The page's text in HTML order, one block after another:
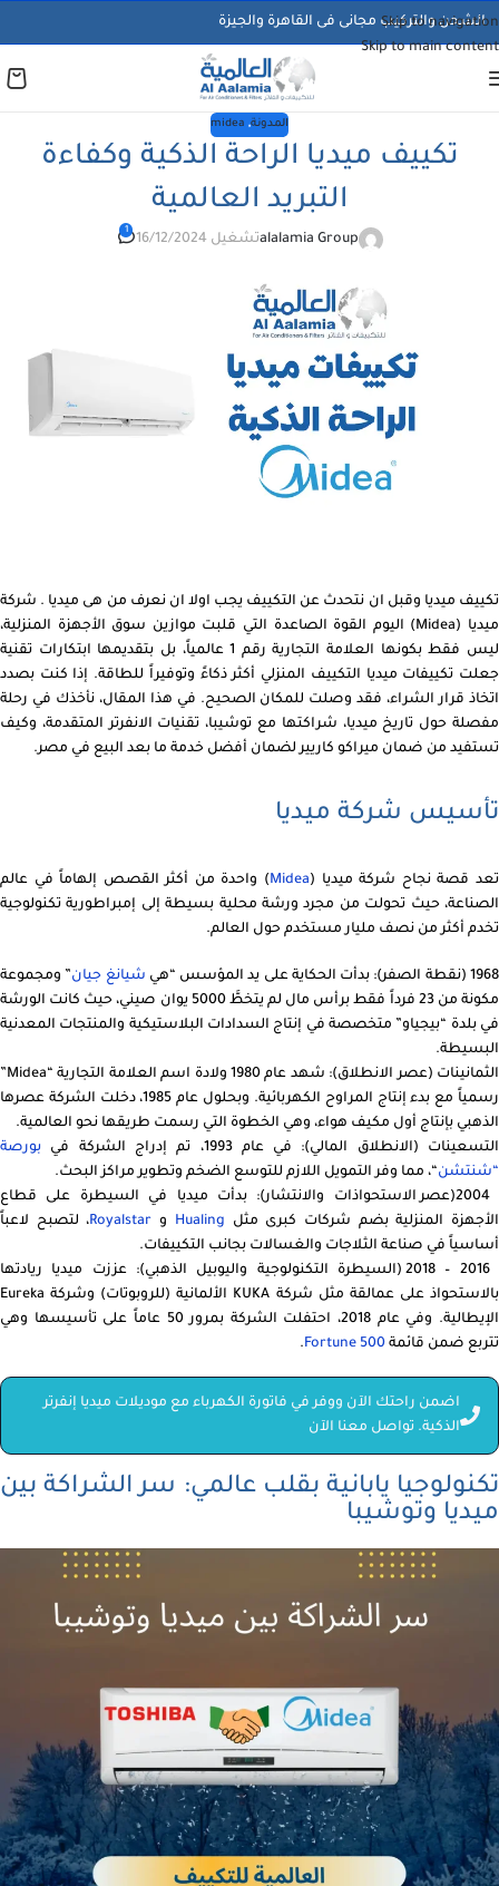
Skip to navigation
Skip to main content
الشحن والتركيب مجانى فى القاهرة والجيزة
المدونة,
midea
تكييف ميديا الراحة الذكية وكفاءة
التبريد العالمية
alalamia Groupتشغيل 16/12/2024
1
تكييف ميديا وقبل ان نتحدث عن التكييف يجب اولا ان نعرف من هى ميديا . شركة
ميديا (Midea) اليوم القوة الصاعدة التي قلبت موازين سوق الأجهزة المنزلية،
ليس فقط بكونها العلامة التجارية رقم 1 عالمياً، بل بتقديمها ابتكارات تقنية
جعلت تكييفات ميديا التكييف المنزلي أكثر ذكاءً وتوفيراً للطاقة. إذا كنت بصدد
اتخاذ قرار الشراء، فقد وصلت للمكان الصحيح. في هذا المقال، نأخذك في رحلة
مفصلة حول تاريخ ميديا، شراكتها مع توشيبا، تقنيات الانفرتر المتقدمة، وكيف
تستفيد من ضمان ميراكو كاريير لضمان أفضل خدمة ما بعد البيع في مصر.
تأسيس شركة ميديا
تعد قصة نجاح شركة ميديا (Midea) واحدة من أكثر القصص إلهاماً في عالم
الصناعة، حيث تحولت من مجرد ورشة محلية بسيطة إلى إمبراطورية تكنولوجية
تخدم أكثر من نصف مليار مستخدم حول العالم.
1968 (نقطة الصفر): بدأت الحكاية على يد المؤسس “هي شيانغ جيان” ومجموعة
مكونة من 23 فرداً فقط برأس مال لم يتخطَّ 5000 يوان صيني، حيث كانت الورشة
في بلدة “بيجياو” متخصصة في إنتاج السدادات البلاستيكية والمنتجات المعدنية
البسيطة.
الثمانينات (عصر الانطلاق): شهد عام 1980 ولادة اسم العلامة التجارية “Midea”
رسمياً مع بدء إنتاج المراوح الكهربائية. وبحلول عام 1985، دخلت الشركة عصرها
الذهبي بإنتاج أول مكيف هواء، وهي الخطوة التي رسمت طريقها نحو العالمية.
التسعينات (الانطلاق المالي): في عام 1993، تم إدراج الشركة في
بورصة
“شنتشن“، مما وفر التمويل اللازم للتوسع الضخم وتطوير مراكز البحث.
2004(عصر الاستحواذات والانتشار): بدأت ميديا في السيطرة على قطاع
الأجهزة المنزلية بضم شركات كبرى مثل Hualing و Royalstar، لتصبح لاعباً
أساسياً في صناعة الثلاجات والغسالات بجانب التكييفات.
2016 – 2018 (السيطرة التكنولوجية واليوبيل الذهبي): عززت ميديا ريادتها
بالاستحواذ على عمالقة مثل شركة KUKA الألمانية (للروبوتات) وشركة Eureka
الإيطالية. وفي عام 2018، احتفلت الشركة بمرور 50 عاماً على تأسيسها وهي
تتربع ضمن قائمة Fortune 500
.
اضمن راحتك الآن ووفر في فاتورة الكهرباء مع موديلات ميديا إنفرتر
الذكية. تواصل معنا الآن
تكنولوجيا يابانية بقلب عالمي: سر الشراكة بين
ميديا وتوشيبا